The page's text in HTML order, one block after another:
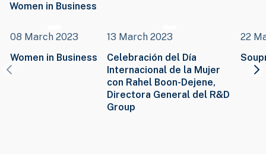
Women in Business
08 March 2023
Women in Business
13 March 2023
Celebración del Día
Internacional de la Mujer
con Rahel Boon-Dejene,
Directora General del R&D
Group
22